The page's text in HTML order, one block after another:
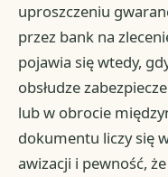
uproszczeniu
przez bank na
pojawia się wtedy,
obsłudze
lub w obrocie
dokumentu liczy się
awizacji i pewność,